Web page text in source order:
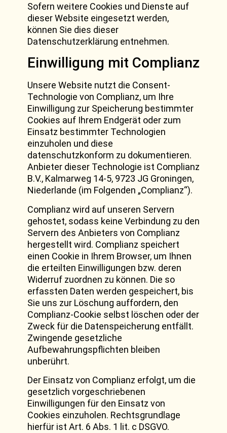
Sofern weitere Cookies und Dienste auf
dieser Website eingesetzt werden,
können Sie dies dieser
Datenschutzerklärung entnehmen.
Einwilligung mit Complianz
Unsere Website nutzt die Consent-
Technologie von Complianz, um Ihre
Einwilligung zur Speicherung bestimmter
Cookies auf Ihrem Endgerät oder zum
Einsatz bestimmter Technologien
einzuholen und diese
datenschutzkonform zu dokumentieren.
Anbieter dieser Technologie ist Complianz
B.V., Kalmarweg 14-5, 9723 JG Groningen,
Niederlande (im Folgenden „Complianz“).
Complianz wird auf unseren Servern
gehostet, sodass keine Verbindung zu den
Servern des Anbieters von Complianz
hergestellt wird. Complianz speichert
einen Cookie in Ihrem Browser, um Ihnen
die erteilten Einwilligungen bzw. deren
Widerruf zuordnen zu können. Die so
erfassten Daten werden gespeichert, bis
Sie uns zur Löschung auffordern, den
Complianz-Cookie selbst löschen oder der
Zweck für die Datenspeicherung entfällt.
Zwingende gesetzliche
Aufbewahrungspflichten bleiben
unberührt.
Der Einsatz von Complianz erfolgt, um die
gesetzlich vorgeschriebenen
Einwilligungen für den Einsatz von
Cookies einzuholen. Rechtsgrundlage
hierfür ist Art. 6 Abs. 1 lit. c DSGVO.